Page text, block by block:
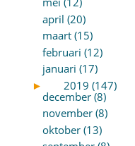
april (20)
maart (15)
februari (12)
januari (17)
►
2019 (147)
december (8)
november (8)
oktober (13)